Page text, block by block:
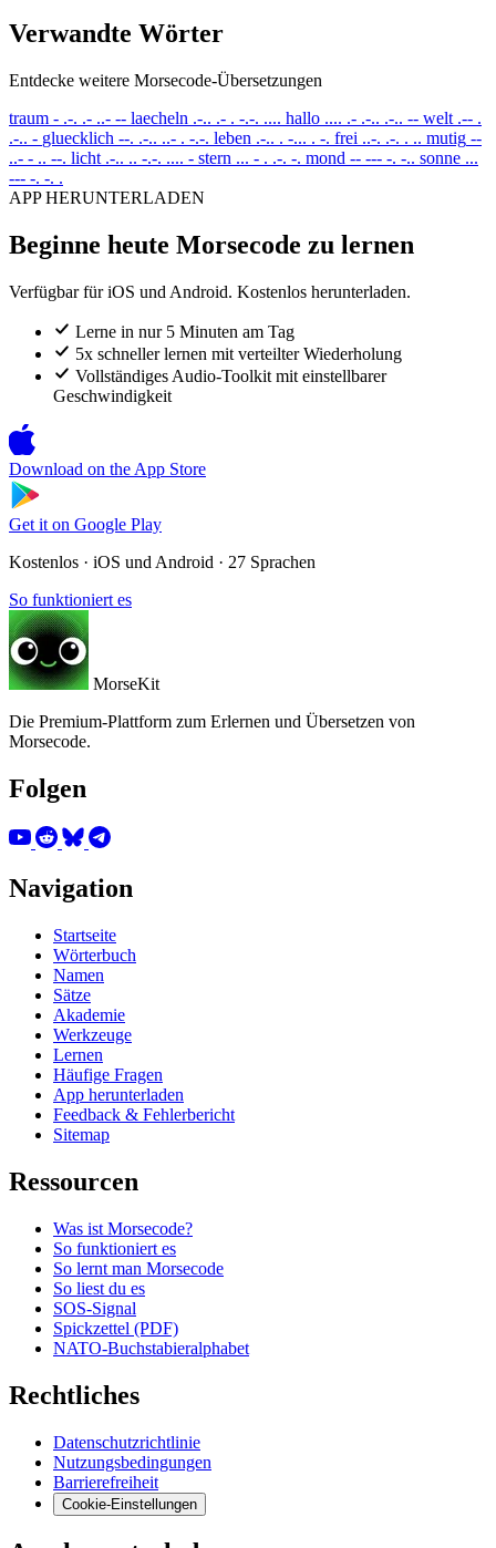
Verwandte Wörter
Entdecke weitere Morsecode-Übersetzungen
traum - .-. .- ..- -- laecheln .-.. .- . -.-. .... hallo .... .- .-.. .-.. -- welt .-- .
.-.. - gluecklich --. .-.. ..- . -.-. leben .-.. . -... . -. frei ..-. .-. . .. mutig --
..- - .. --. licht .-.. .. -.-. .... - stern ... - . .-. -. mond -- --- -. -.. sonne ...
--- -. -. .
APP HERUNTERLADEN
Beginne heute Morsecode zu lernen
Verfügbar für iOS und Android. Kostenlos herunterladen.
Lerne in nur 5 Minuten am Tag
5x schneller lernen mit verteilter Wiederholung
Vollständiges Audio-Toolkit mit einstellbarer
Geschwindigkeit
Download on the App Store
Get it on Google Play
Kostenlos · iOS und Android · 27 Sprachen
So funktioniert es
MorseKit
Die Premium-Plattform zum Erlernen und Übersetzen von
Morsecode.
Folgen
Navigation
Startseite
Wörterbuch
Namen
Sätze
Akademie
Werkzeuge
Lernen
Häufige Fragen
App herunterladen
Feedback & Fehlerbericht
Sitemap
Ressourcen
Was ist Morsecode?
So funktioniert es
So lernt man Morsecode
So liest du es
SOS-Signal
Spickzettel (PDF)
NATO-Buchstabieralphabet
Rechtliches
Datenschutzrichtlinie
Nutzungsbedingungen
Barrierefreiheit
Cookie-Einstellungen